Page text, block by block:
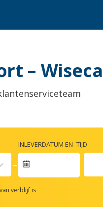
–
INLEVERDATUM EN -TIJD
verblijf is